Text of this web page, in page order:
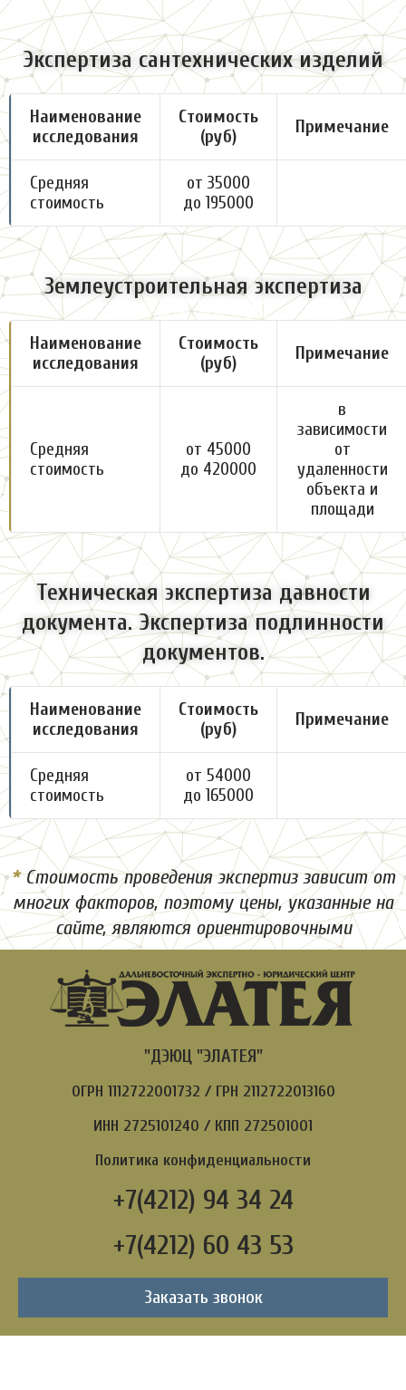
Экспертиза сантехнических изделий
Наименование
исследования
Стоимость
(руб)
Примечание
Средняя
стоимость
от 35000
до 195000
Землеустроительная экспертиза
Наименование
исследования
Стоимость
(руб)
Примечание
Средняя
стоимость
от 45000
до 420000
в
зависимости
от
удаленности
объекта и
площади
Техническая экспертиза давности
документа. Экспертиза подлинности
документов.
Наименование
исследования
Стоимость
(руб)
Примечание
Средняя
стоимость
от 54000
до 165000
*Стоимость проведения экспертиз зависит от
многих факторов, поэтому цены, указанные на
сайте, являются ориентировочными
"ДЭЮЦ "ЭЛАТЕЯ"
ОГРН 1112722001732 / ГРН 2112722013160
ИНН 2725101240 / КПП 272501001
Политика конфиденциальности
+7(4212) 94 34 24
+7(4212) 60 43 53
Заказать звонок